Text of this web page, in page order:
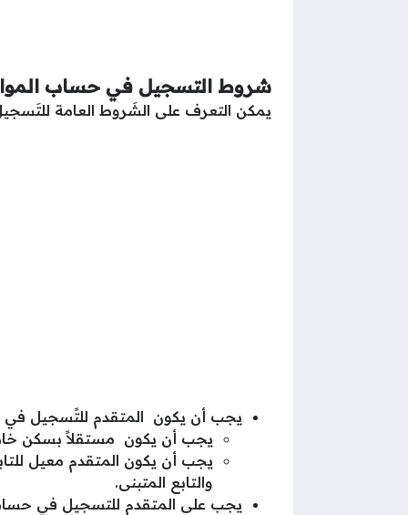
شروط التسجيل في حساب
يمكن التعرف على الشَروط العامة
يجب أن يكون المتقدم للتًسجيل
يجب أن يكون مستقلاً بسكن
يجب أن يكون المتقدم معيل
والتابع المتبنى.
يجب على المتقدم للتسجيل في